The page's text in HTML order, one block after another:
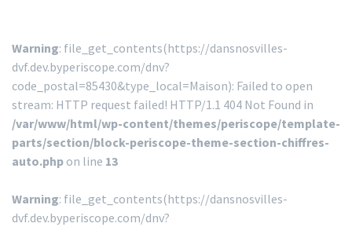
Warning: file_get_contents(https://dansnosvilles-
dvf.dev.byperiscope.com/dnv?
code_postal=85430&type_local=Maison): Failed to open
stream: HTTP request failed! HTTP/1.1 404 Not Found in
/var/www/html/wp-content/themes/periscope/template-
parts/section/block-periscope-theme-section-chiffres-
auto.php on line 13
Warning: file_get_contents(https://dansnosvilles-
dvf.dev.byperiscope.com/dnv?